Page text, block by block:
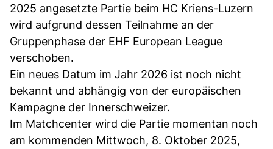
2025 angesetzte Partie beim HC Kriens-Luzern
wird aufgrund dessen Teilnahme an der
Gruppenphase der EHF European League
verschoben.
Ein neues Datum im Jahr 2026 ist noch nicht
bekannt und abhängig von der europäischen
Kampagne der Innerschweizer.
Im Matchcenter wird die Partie momentan noch
am kommenden Mittwoch, 8. Oktober 2025,